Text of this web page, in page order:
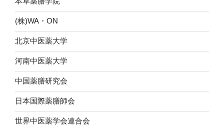
(株)WA・ON
北京中医薬大学
河南中医薬大学
中国薬膳研究会
日本国際薬膳師会
世界中医薬学会連合会